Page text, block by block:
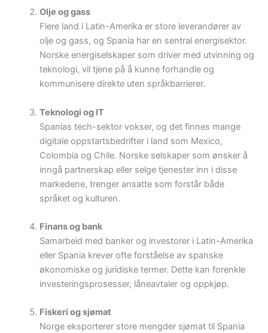
Olje og gass
Flere land i Latin-Amerika er store leverandører av
olje og gass, og Spania har en sentral energisektor.
Norske energiselskaper som driver med utvinning og
teknologi, vil tjene på å kunne forhandle og
kommunisere direkte uten språkbarrierer.
Teknologi og IT
Spanias tech-sektor vokser, og det finnes mange
digitale oppstartsbedrifter i land som Mexico,
Colombia og Chile. Norske selskaper som ønsker å
inngå partnerskap eller selge tjenester inn i disse
markedene, trenger ansatte som forstår både
språket og kulturen.
Finans og bank
Samarbeid med banker og investorer i Latin-Amerika
eller Spania krever ofte forståelse av spanske
økonomiske og juridiske termer. Dette kan forenkle
investeringsprosesser, låneavtaler og oppkjøp.
Fiskeri og sjømat
Norge eksporterer store mengder sjømat til Spania